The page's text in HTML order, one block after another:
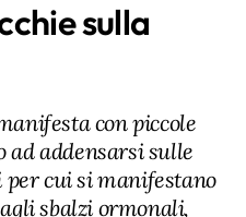
sulla
con piccole
ad addensarsi sulle
cui si manifestano
sbalzi ormonali,